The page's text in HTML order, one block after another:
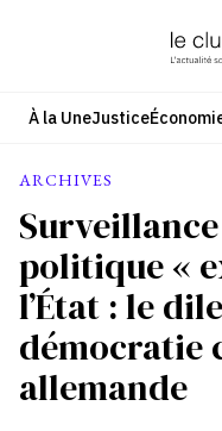
À la UneJustice
ARCHIVES
politique «
l’État : le
démocratie
allemande